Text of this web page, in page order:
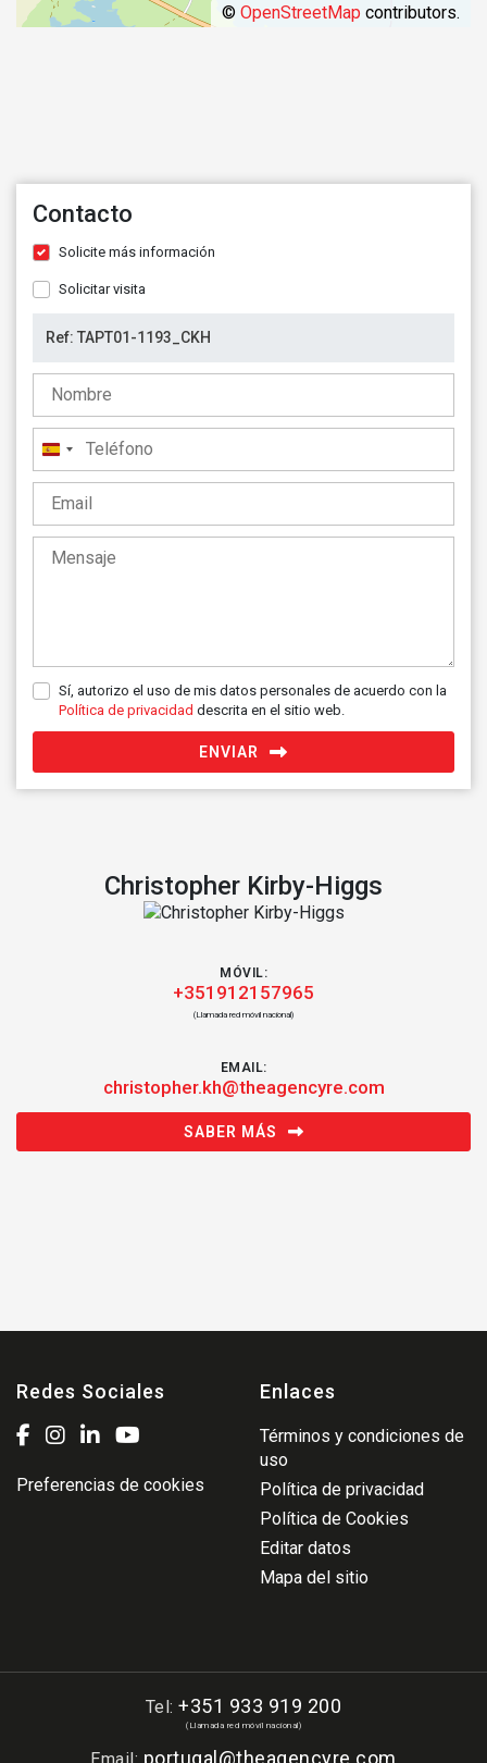
© OpenStreetMap contributors.
Contacto
Solicite más información
Solicitar visita
España
+34
Sí, autorizo el uso de mis datos personales de acuerdo con la
Política de privacidad descrita en el sitio web.
ENVIAR
Christopher Kirby-Higgs
MÓVIL:
+351912157965
(Llamada red móvil nacional)
EMAIL:
christopher.kh@theagencyre.com
SABER MÁS
Redes Sociales
Preferencias de cookies
Enlaces
Términos y condiciones de
uso
Política de privacidad
Política de Cookies
Editar datos
Mapa del sitio
Tel:+351 933 919 200
(Llamada red móvil nacional)
portugal@theagencyre.com